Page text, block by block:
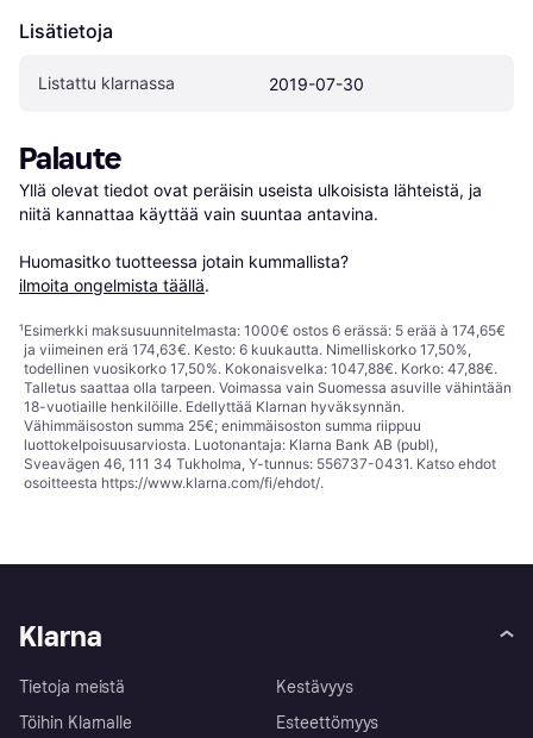
Lisätietoja
Listattu klarnassa 2019-07-30
Palaute
Yllä olevat tiedot ovat peräisin useista ulkoisista lähteistä, ja
niitä kannattaa käyttää vain suuntaa antavina.
Huomasitko tuotteessa jotain kummallista?
ilmoita ongelmista täällä.
¹Esimerkki maksusuunnitelmasta: 1000€ ostos 6 erässä: 5 erää à 174,65€
ja viimeinen erä 174,63€. Kesto: 6 kuukautta. Nimelliskorko 17,50%,
todellinen vuosikorko 17,50%. Kokonaisvelka: 1047,88€. Korko: 47,88€.
Talletus saattaa olla tarpeen. Voimassa vain Suomessa asuville vähintään
18-vuotiaille henkilöille. Edellyttää Klarnan hyväksynnän.
Vähimmäisoston summa 25€; enimmäisoston summa riippuu
luottokelpoisuusarviosta. Luotonantaja: Klarna Bank AB (publ),
Sveavägen 46, 111 34 Tukholma, Y-tunnus: 556737-0431. Katso ehdot
osoitteesta https://www.klarna.com/fi/ehdot/.
Klarna
Tietoja meistä
Töihin Klarnalle
Kestävyys
Esteettömyys